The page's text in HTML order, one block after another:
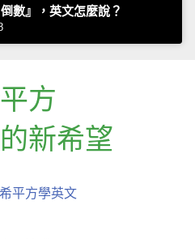
數』，英文怎麼說？
方
新希望
平方學英文